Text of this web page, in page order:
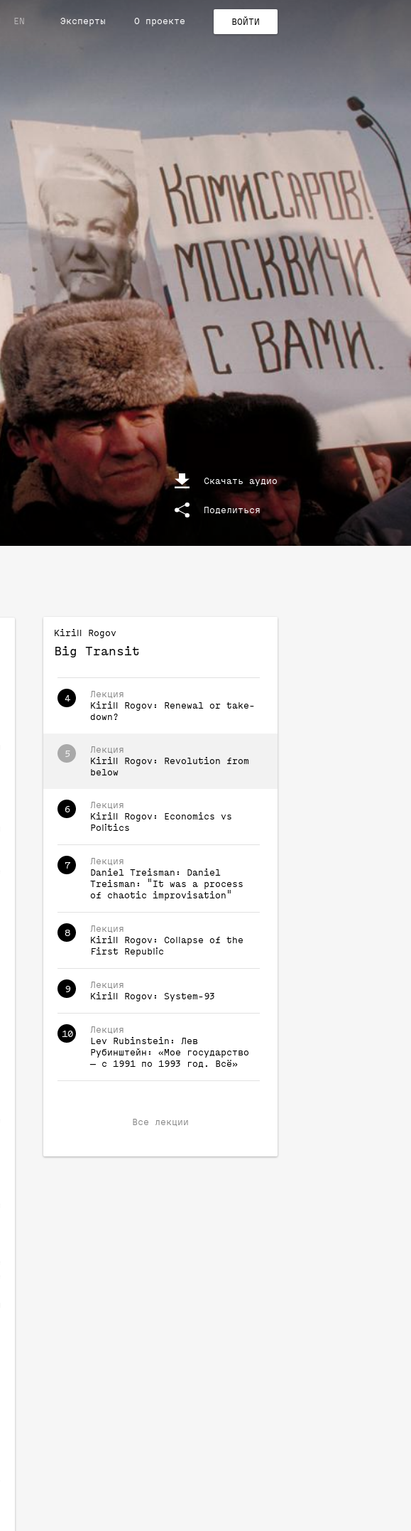
EN Эксперты О проекте ВОЙТИ
Скачать аудио
Поделиться
Kirill Rogov
Big Transit
4
Лекция
Kirill
Rogov :
Renewal or take-
down?
5
Лекция
Kirill
Rogov :
Revolution from
below
6
Лекция
Kirill
Rogov :
Economics vs
Politics
7
Лекция
Daniel
Treisman :
Daniel
Treisman: "It was a process
of chaotic improvisation"
8
Лекция
Kirill
Rogov :
Collapse of the
First Republic
9
Лекция
Kirill
Rogov : System-93
10
Лекция
Lev
Rubinstein :
Лев
Рубинштейн: «Мое государство
— с 1991 по 1993 год. Всё»
Все лекции